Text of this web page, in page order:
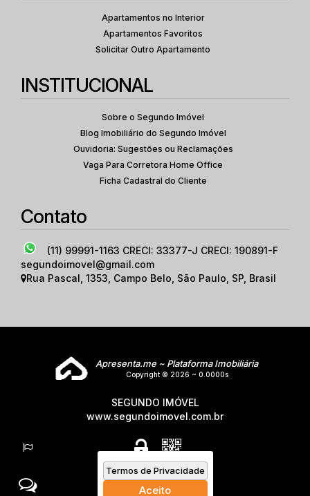
Termos de Privacidade
Aceito
Apartamentos no Interior
Apartamentos Favoritos
Solicitar Outro Apartamento
INSTITUCIONAL
Sobre o Segundo Imóvel
Blog Imobiliário do Segundo Imóvel
Ouvidoria: Sugestões ou Reclamações
Vaga Para Corretora Home Office
Ficha Cadastral do Cliente
Contato
(11) 99991-1163 CRECI: 33377-J CRECI: 190891-F
segundoimovel@gmail.com
Rua Pascal 1353 Campo Belo São Paulo SP Brasil
Apresenta.me ~ Plataforma Imobiliária
Copyright © 2026 ~ 0.0000s
SEGUNDO IMÓVEL
www.segundoimovel.com.br